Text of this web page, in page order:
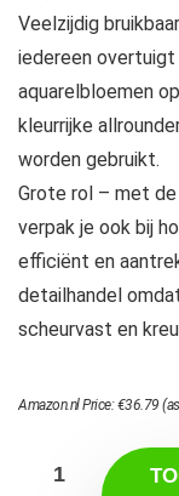
Veelzijdig
iedereen
aquarelbloemen
kleurrijke
worden gebruikt.
Grote rol – met
verpak je ook bij
efficiënt en
detailhandel
scheurvast en
Amazon.nl Price:€36.79